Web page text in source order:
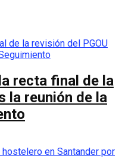
recta final de la
la reunión de la